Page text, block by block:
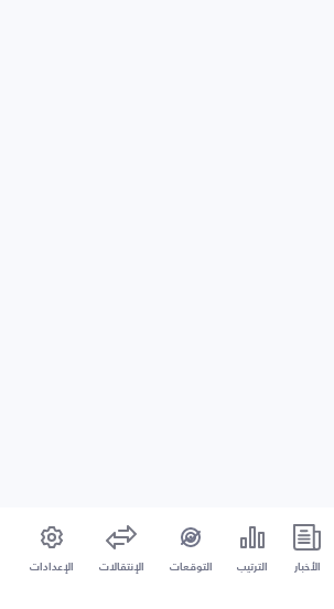
الأخبار الترتيب التوقعات الإنتقالات الإعدادات